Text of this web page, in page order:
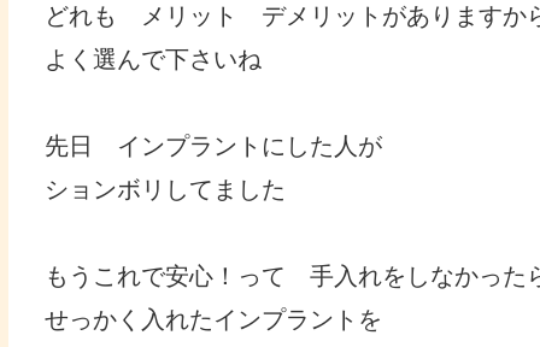
どれも メリット デメリットがありますか
よく選んで下さいね
先日 インプラントにした人が
ションボリしてました
もうこれで安心！って 手入れをしなかった
せっかく入れたインプラントを